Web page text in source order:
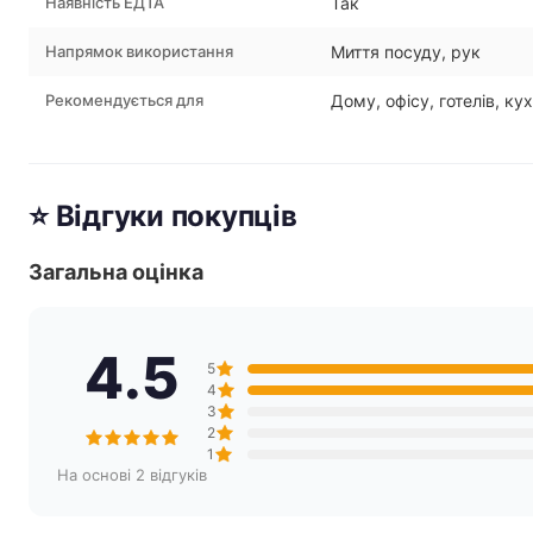
Напрямок використання Миття посуду, рук
Рекомендується для Дому, офісу, готелів,
⭐ Відгуки покупців
Загальна оцінка
4.5
На основі 2 відгуків
5
4
3
2
1